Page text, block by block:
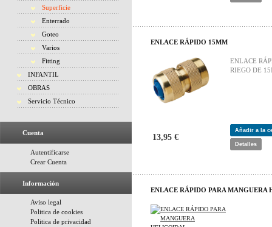
Superficie
Enterrado
Goteo
Varios
Fitting
INFANTIL
OBRAS
Servicio Técnico
Cuenta
Autentificarse
Crear Cuenta
Información
Aviso legal
Politica de cookies
Politica de privacidad
ENLACE RÁPIDO 15MM
ENLACE
RIEGO DE
13,95 €
Añadir a la
Detalles
ENLACE RÁPIDO PARA MANGUERA